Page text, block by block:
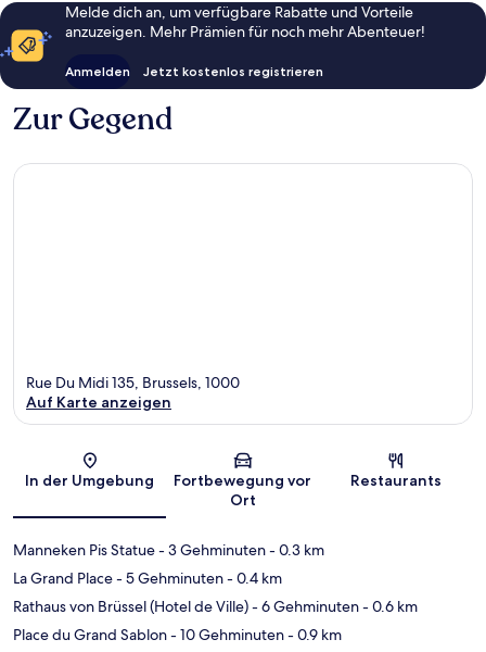
Melde dich an, um verfügbare Rabatte und Vorteile
anzuzeigen. Mehr Prämien für noch mehr Abenteuer!
Anmelden Jetzt kostenlos registrieren
Zur Gegend
Karte
Rue Du Midi 135, Brussels, 1000
Auf Karte anzeigen
In der Umgebung
Fortbewegung vor
Ort
Restaurants
Manneken Pis Statue- 3 Gehminuten- 0.3 km
La Grand Place- 5 Gehminuten- 0.4 km
Rathaus von Brüssel (Hotel de Ville)- 6 Gehminuten- 0.6 km
Place du Grand Sablon- 10 Gehminuten- 0.9 km